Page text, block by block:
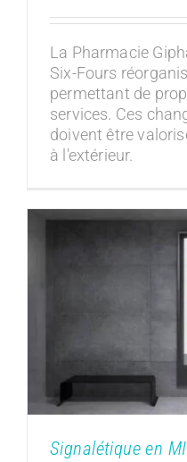
La Pharmacie
Six-Fours
permettant de
services. Ces
doivent être
à l'extérieur.
Signalétique
Toulon, Var :
Signalétique en